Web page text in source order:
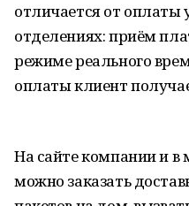
отличается от оплаты
отделениях: приём
режиме реального
оплаты клиент
На сайте компании и
можно заказать